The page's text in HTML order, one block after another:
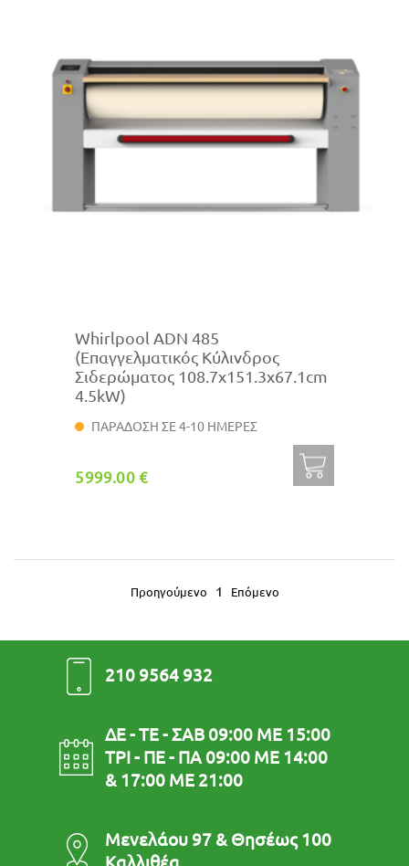
Whirlpool ADN 485
(Επαγγελματικός Κύλινδρος
Σιδερώματος 108.7x151.3x67.1cm
4.5kW)
ΠΑΡΑΔΟΣΗ ΣΕ 4-10 ΗΜΕΡΕΣ
5999.00 €
Προηγούμενο 1 Επόμενο
210 9564 932
ΔΕ - ΤΕ - ΣΑΒ 09:00 ΜΕ 15:00
ΤΡΙ - ΠΕ - ΠΑ 09:00 ΜΕ 14:00
& 17:00 ΜΕ 21:00
Μενελάου 97 & Θησέως 100
Καλλιθέα